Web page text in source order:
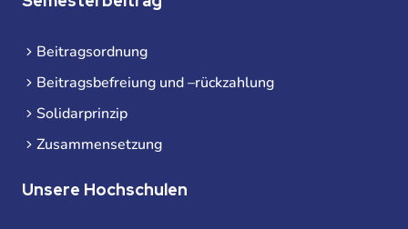
Beitragsordnung
Beitragsbefreiung und –rückzahlung
Solidarprinzip
Zusammensetzung
Unsere Hochschulen